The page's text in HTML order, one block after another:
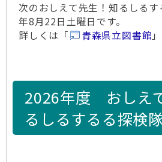
次のおしえて先生！知るしる
年8月22日土曜日です。
詳しくは「
青森県立図書館
2026年度 おしえ
るしるするる探検隊